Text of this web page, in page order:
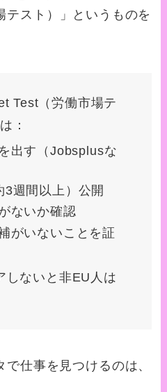
スト）」というものを
Test（労働市場テ
：
出す（Jobsplusな
3週間以上）公開
ないか確認
がいないことを証
しないと非EU人は
仕事を見つけるのは、